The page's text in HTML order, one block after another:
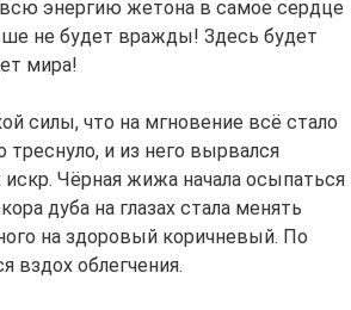
энергию жетона в самое сердце
не будет вражды! Здесь будет
мира!
силы, что на мгновение всё стало
и из него вырвался
Чёрная жижа начала осыпаться
дуба на глазах стала менять
на здоровый коричневый. По
вздох облегчения.